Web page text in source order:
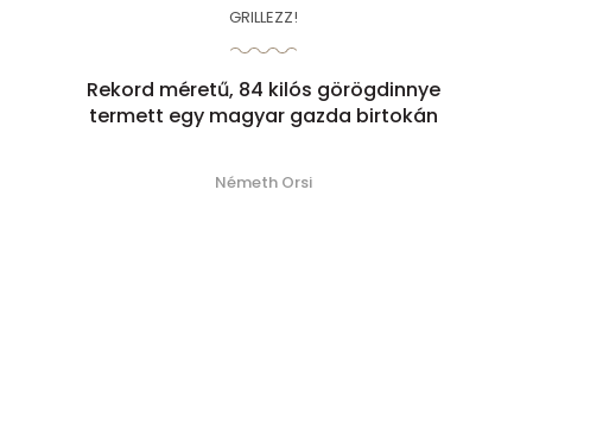
GRILLEZZ!
Rekord méretű, 84 kilós görögdinnye
termett egy magyar gazda birtokán
Németh Orsi